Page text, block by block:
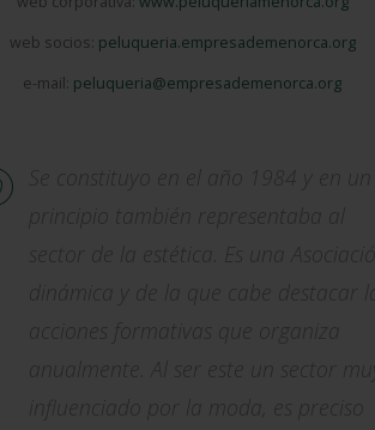
web socios: peluqueria.empresademenorca.org
e-mail: peluqueria@empresademenorca.org
principio también representaba al
sector de la estética. Es una Asociación
acciones formativas que organiza
influenciado por la moda, es preciso